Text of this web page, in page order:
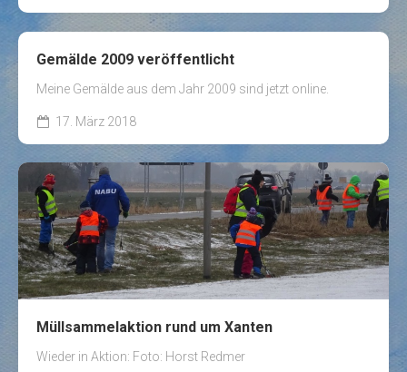
Gemälde 2009 veröffentlicht
Meine Gemälde aus dem Jahr 2009 sind jetzt online.
17. März 2018
Müllsammelaktion rund um Xanten
Wieder in Aktion: Foto: Horst Redmer